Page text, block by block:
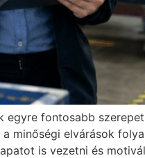
fontosabb
minőségi elvárások
is vezetni és